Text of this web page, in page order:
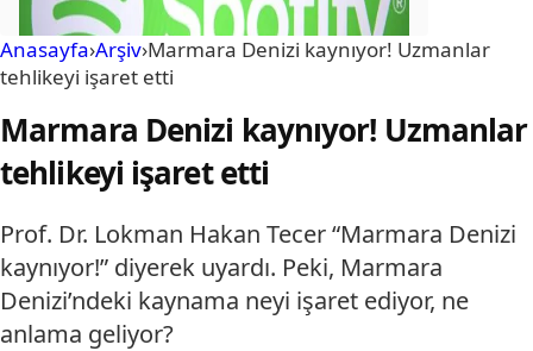
Anasayfa›Arşiv›Marmara Denizi kaynıyor! Uzmanlar
tehlikeyi işaret etti
Marmara Denizi kaynıyor! Uzmanlar
tehlikeyi işaret etti
Prof. Dr. Lokman Hakan Tecer “Marmara Denizi
kaynıyor!” diyerek uyardı. Peki, Marmara
Denizi’ndeki kaynama neyi işaret ediyor, ne
anlama geliyor?